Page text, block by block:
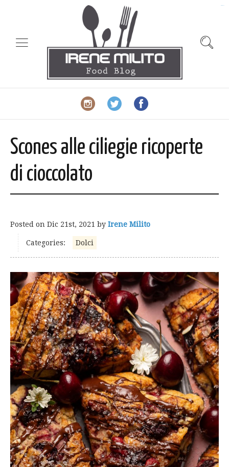
Scones alle ciliegie ricoperte
di cioccolato
Posted on Dic 21st, 2021 by Irene Milito
Categories: Dolci